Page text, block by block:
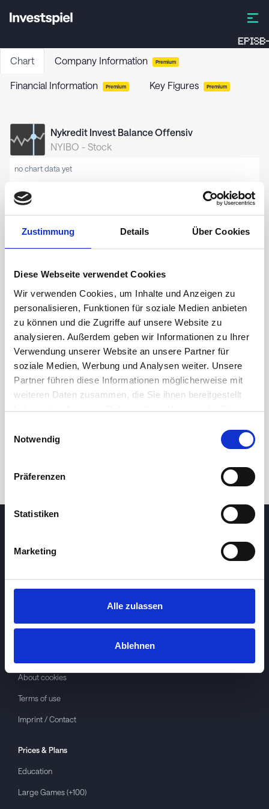
Zustimmung Details Über Cookies
Diese Webseite verwendet Cookies
Wir verwenden Cookies, um Inhalte und Anzeigen zu
personalisieren, Funktionen für soziale Medien anbieten
zu können und die Zugriffe auf unsere Website zu
analysieren. Außerdem geben wir Informationen zu Ihrer
Verwendung unserer Website an unsere Partner für
soziale Medien, Werbung und Analysen weiter. Unsere
Partner führen diese Informationen möglicherweise mit
weiteren Daten zusammen, die Sie ihnen bereitgestellt
haben oder die sie im Rahmen Ihrer Nutzung der Dienste
Notwendig
Präferenzen
Statistiken
Marketing
Alle zulassen
Ablehnen
Chart Company Information Premium
Financial Information Premium Key Figures Premium
Nykredit Invest Balance Offensiv
NYIBO - Stock
no chart data yet
1m 3m 5y
About cookies
Terms of use
Imprint / Contact
Prices & Plans
Education
Large Games (+100)